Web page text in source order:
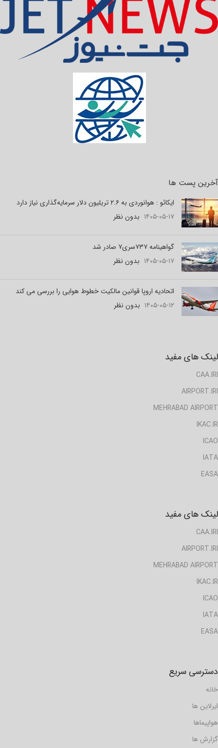
آخرین پست ها
ایکائو : هوانوردی به ۲.۶ تریلیون دلار سرمایه‌گذاری نیاز دارد
۱۴۰۵-۰۵-۱۷ بدون نظر
گواهینامه ۷۳۷سری۷ صادر شد
۱۴۰۵-۰۵-۱۷ بدون نظر
اتحادیه اروپا قوانین مالکیت خطوط هوایی را بررسی می کند
۱۴۰۵-۰۵-۱۲ بدون نظر
لینک های مفید
CAA.IRI
AIRPORT.IRI
MEHRABAD AIRPORT
IKAC.IR
ICAO
IATA
EASA
لینک های مفید
CAA.IRI
AIRPORT.IRI
MEHRABAD AIRPORT
IKAC.IR
ICAO
IATA
EASA
دسترسی سریع
خانه
ایرلاین ها
هواپیماها
گزارش ها